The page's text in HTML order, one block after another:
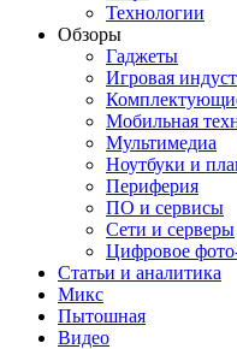
Технологии
Обзоры
Гаджеты
Игровая
Мобильная
Мультимедиа
Ноутбуки и
Периферия
ПО и сервисы
Сети и серверы
Цифровое
Статьи и аналитика
Микс
Пытошная
Видео